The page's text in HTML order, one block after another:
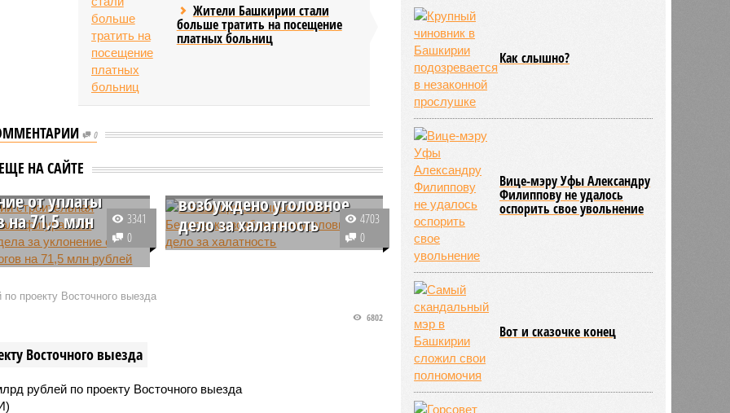
Жители Башкирии стали
больше тратить на посещение
платных больниц
0
ЕЩЕ НА САЙТЕ
компания
дела за
от уплаты
на 71,5 млн
строительной
Башкирии почти
схеме. Однако обман
стало поводом
уголовного дела.
3341
0
В Башкирии на
возбуждено уголовное
дело за халатность
В Башкирии на чиновников
сиротам в Белорецке, оказались
4703
0
проекту Восточного выезда
Восточного выезда
6802
Как слышно?
Вице-мэру Уфы Александру
Филиппову не удалось
оспорить свое увольнение
Вот и сказочке конец